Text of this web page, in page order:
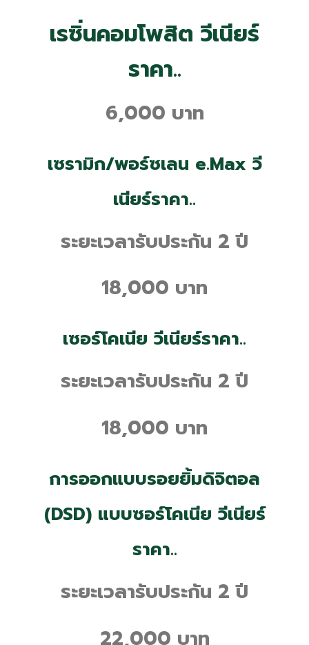
เรซิ่นคอมโพสิต วีเนียร์
ราคา..
6,000 บาท
เซรามิก/พอร์ซเลน e.Max วี
เนียร์ราคา..
ระยะเวลารับประกัน 2 ปี
18,000 บาท
เซอร์โคเนีย วีเนียร์ราคา..
ระยะเวลารับประกัน 2 ปี
18,000 บาท
การออกแบบรอยยิ้มดิจิตอล
(DSD) แบบซอร์โคเนีย วีเนียร์
ราคา..
ระยะเวลารับประกัน 2 ปี
22,000 บาท